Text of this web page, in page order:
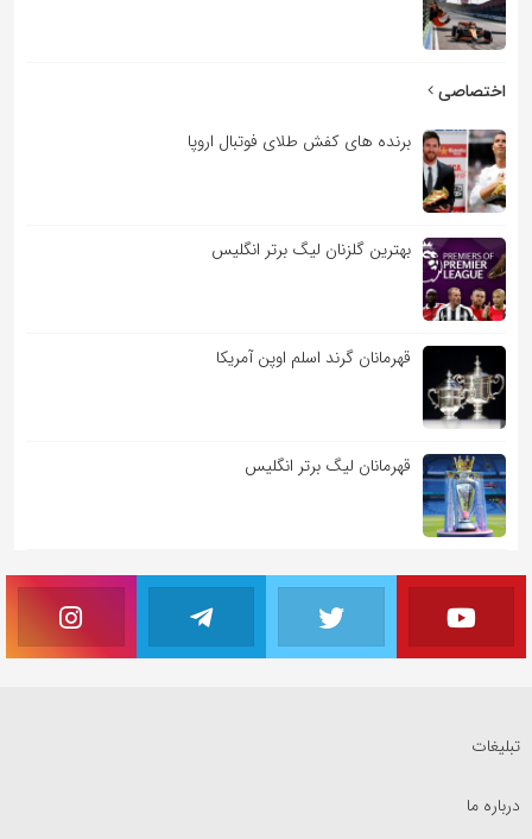
اختصاصی
برنده های کفش طلای فوتبال اروپا
بهترین گلزنان لیگ برتر انگلیس
قهرمانان گرند اسلم اوپن آمریکا
قهرمانان لیگ برتر انگلیس
تبلیغات
درباره ما